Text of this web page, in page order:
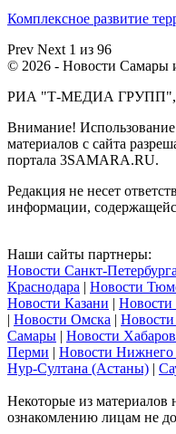
Комплексное развитие
Prev Next 1 из 96
© 2026 - Новости Самары
РИА "Т-МЕДИА ГРУПП",
Внимание!
материалов с сайта
портала 3SAMARA.RU.
Редакция не несет
информации,
Наши сайты партнеры:
Новости Санкт-Петербурга
Краснодара | Новости
Новости Казани | Новости
| Новости Омска | Новости
Самары | Новости
Перми | Новости Нижнего
Нур-Султана (Астаны) |
Некоторые из
ознакомлению лицам не